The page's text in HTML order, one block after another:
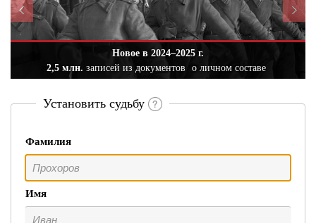
Новое в 2024–2025 г.
2,5 млн. записей из документов о личном составе
Установить судьбу
Фамилия
Имя